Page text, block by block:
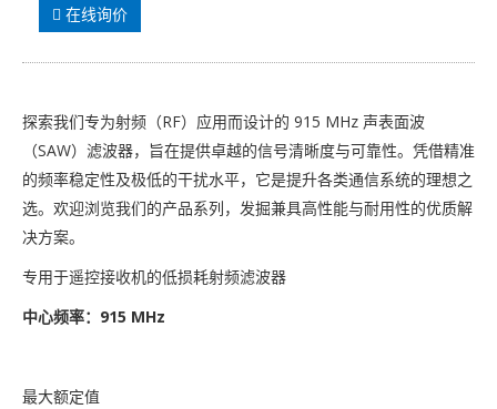
在线询价
探索我们专为射频（RF）应用而设计的 915 MHz 声表面波
（SAW）滤波器，旨在提供卓越的信号清晰度与可靠性。凭借精准
的频率稳定性及极低的干扰水平，它是提升各类通信系统的理想之
选。欢迎浏览我们的产品系列，发掘兼具高性能与耐用性的优质解
决方案。
专用于遥控接收机的低损耗射频滤波器
中心频率：915 MHz
最大额定值